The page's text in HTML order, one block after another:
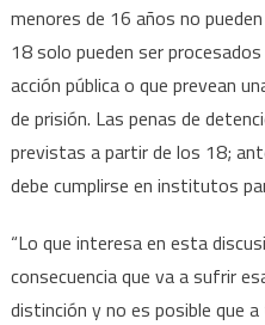
menores de 16 años no
18 solo pueden ser
acción pública o que prevean
de prisión. Las penas de
previstas a partir de los 18;
debe cumplirse en institutos
“Lo que interesa en esta
consecuencia que va a sufrir
distinción y no es posible que